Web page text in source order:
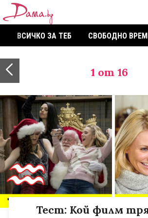
ВСИЧКО ЗА ТЕБ СВОБОДНО
1 от 16
Тест: Кой филм